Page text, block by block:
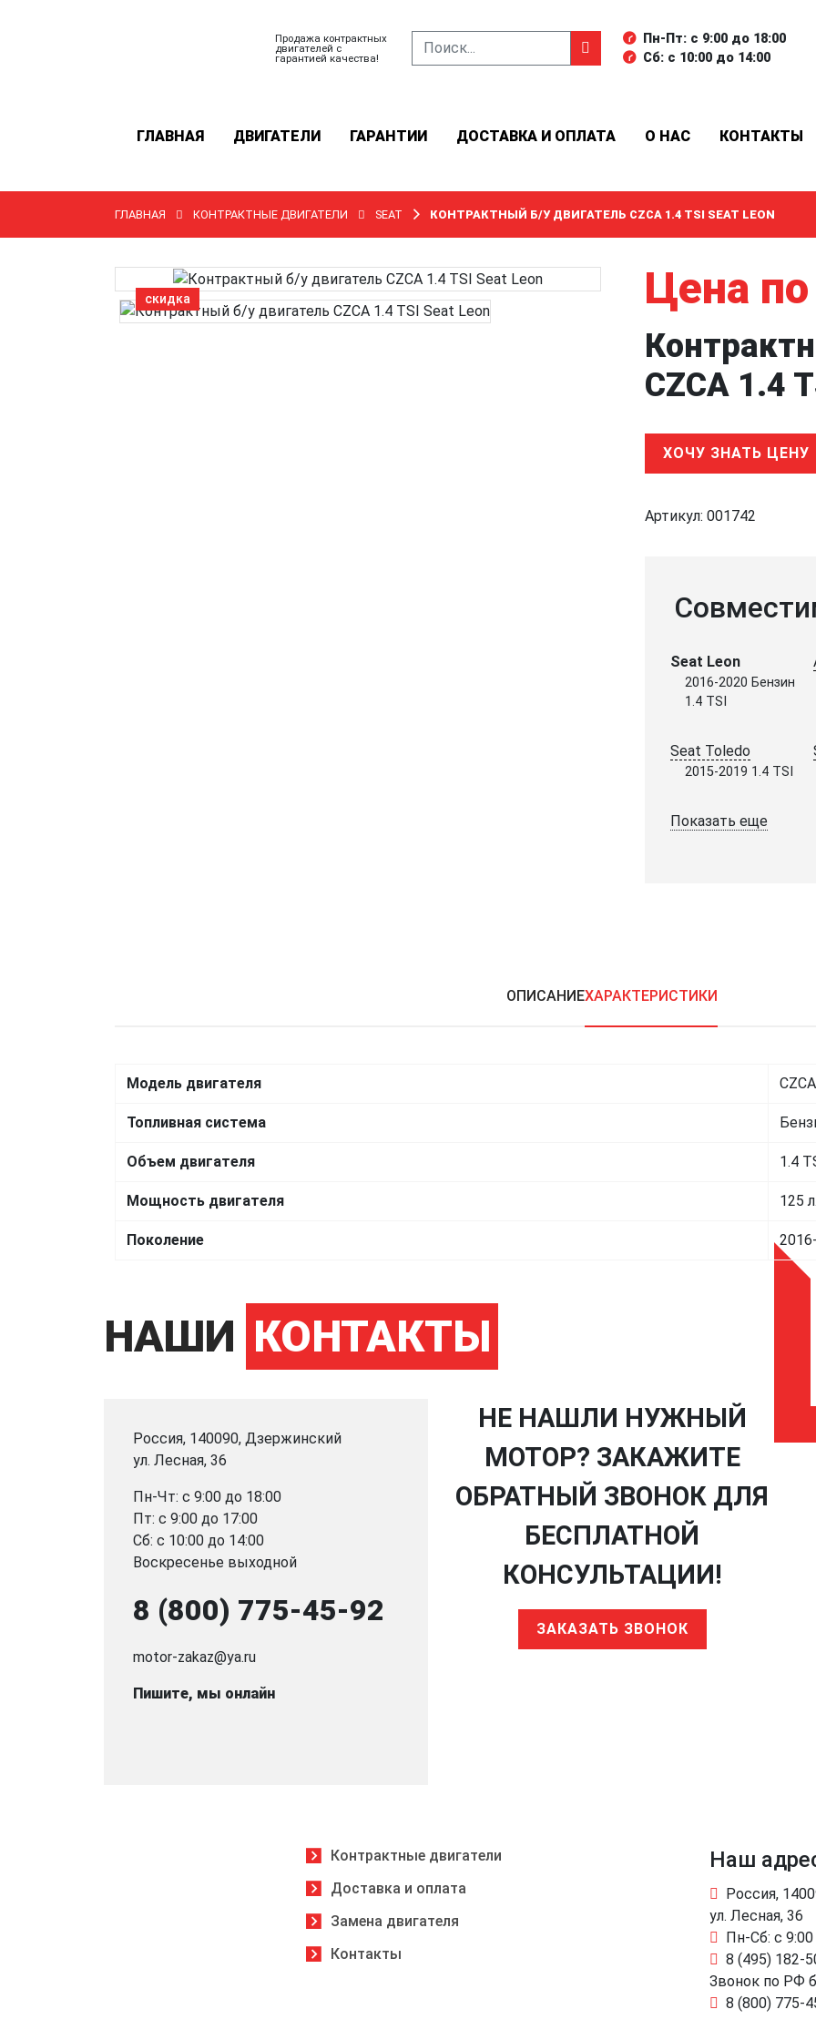
Продажа контрактных
двигателей с
гарантией качества!
Пн-Пт: с 9:00 до 18:00
Сб: с 10:00 до 14:00
ГЛАВНАЯ ДВИГАТЕЛИ ГАРАНТИИ ДОСТАВКА И ОПЛАТА О НАС КОНТАКТЫ
ГЛАВНАЯ КОНТРАКТНЫЕ ДВИГАТЕЛИ SEAT КОНТРАКТНЫЙ Б/У ДВИГАТЕЛЬ CZCA 1.4 TSI SEAT LEON
скидка Цена
CZCA 1.4
ХОЧУ ЗНАТЬ ЦЕНУ
Артикул: 001742
Seat Leon
2016-2020 Бензин
1.4 TSI
Seat Toledo
2015-2019 1.4 TSI
Показать еще
ОПИСАНИЕХАРАКТЕРИСТИКИ
Модель двигателя CZCA
Топливная система
Объем двигателя 1.4
Мощность двигателя 125
Поколение
НАШИ КОНТАКТЫ
Россия, 140090, Дзержинский
ул. Лесная, 36
Пн-Чт: с 9:00 до 18:00
Пт: с 9:00 до 17:00
Сб: с 10:00 до 14:00
Воскресенье выходной
8 (800) 775-45-92
motor-zakaz@ya.ru
Пишите, мы онлайн
НЕ НАШЛИ НУЖНЫЙ
МОТОР? ЗАКАЖИТЕ
ОБРАТНЫЙ ЗВОНОК ДЛЯ
БЕСПЛАТНОЙ
КОНСУЛЬТАЦИИ!
ЗАКАЗАТЬ ЗВОНОК
Контрактные двигатели
Доставка и оплата
Замена двигателя
Контакты
Наш
Россия,
ул. Лесная, 36
Пн-Сб: с
8 (495) 182-
Звонок по РФ
8 (800) 775-